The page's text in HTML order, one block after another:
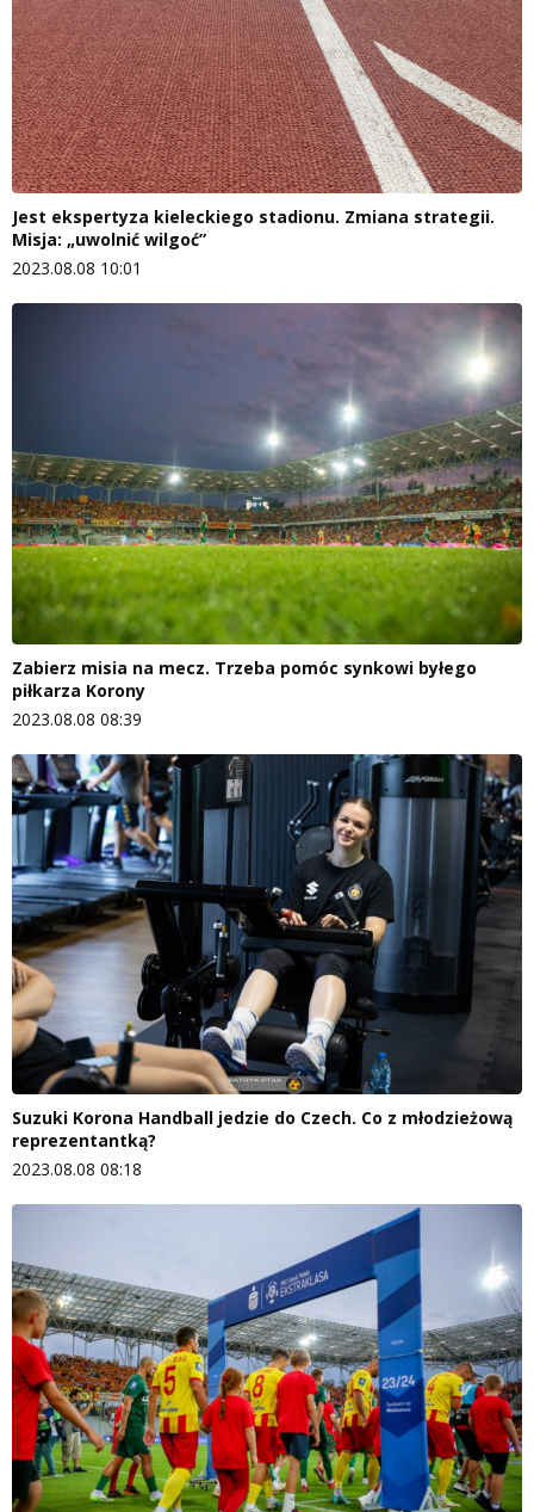
Jest ekspertyza kieleckiego stadionu. Zmiana strategii.
Misja: „uwolnić wilgoć”
2023.08.08 10:01
Zabierz misia na mecz. Trzeba pomóc synkowi byłego
piłkarza Korony
2023.08.08 08:39
Suzuki Korona Handball jedzie do Czech. Co z młodzieżową
reprezentantką?
2023.08.08 08:18